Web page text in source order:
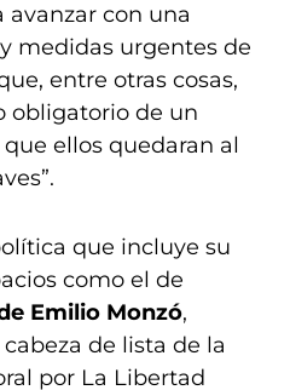
con una
medidas urgentes de
entre otras cosas,
obligatorio de un
ellos quedaran al
que incluye su
como el de
Emilio Monzó,
de lista de la
por La Libertad